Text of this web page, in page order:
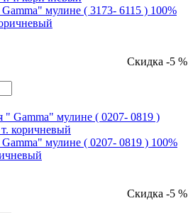
мулине ( 3173- 6115 ) 100%
Скидка -5 %
мулине ( 0207- 0819 ) 100%
Скидка -5 %